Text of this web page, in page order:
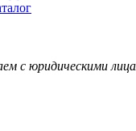
с юридическими